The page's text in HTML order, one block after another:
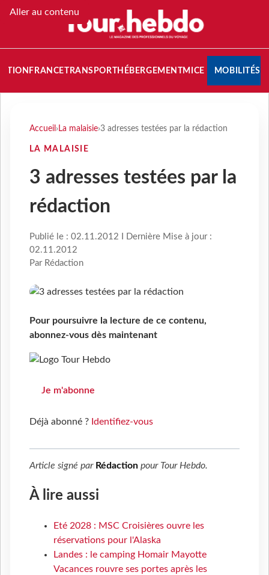
Aller au contenu
FRANCETRANSPORT HÉBERGEMENTMICE MOBILITÉS
Accueil › La malaisie›3 adresses testées par la rédaction
LA MALAISIE
3 adresses testées par la
rédaction
Publié le : 02.11.2012 I Dernière Mise à jour :
02.11.2012
Par Rédaction
Pour poursuivre la lecture de ce contenu,
abonnez-vous dès maintenant
Je m'abonne
Déjà abonné ? Identifiez-vous
Article signé par Rédaction pour Tour Hebdo.
À lire aussi
Eté 2028 : MSC Croisières ouvre les
réservations pour l'Alaska
Landes : le camping Homair Mayotte
Vacances rouvre ses portes après les